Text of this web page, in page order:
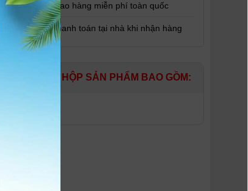
Giao hàng miễn phí toàn quốc
Thanh toán tại nhà khi nhận hàng
HỘP SẢN PHẨM BAO GỒM: